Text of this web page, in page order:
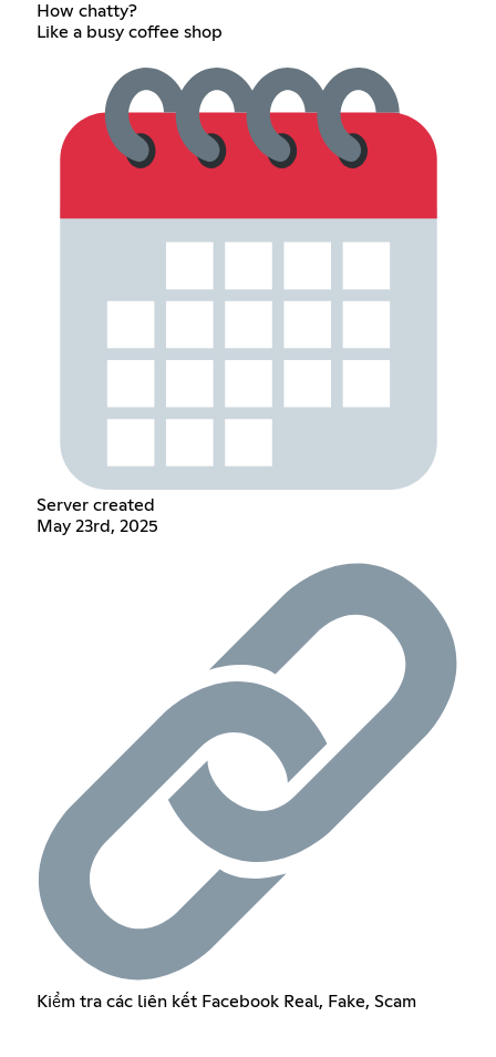
How chatty?
Like a busy coffee shop
Server created
May 23rd, 2025
Kiểm tra các liên kết Facebook Real, Fake, Scam